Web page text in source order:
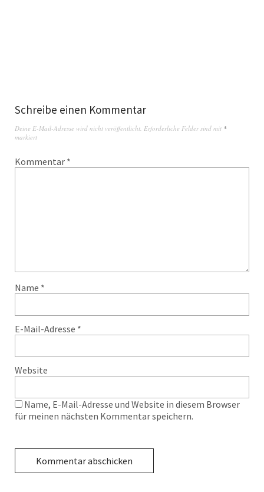
Schreibe einen Kommentar
Deine E-Mail-Adresse wird nicht veröffentlicht. Erforderliche Felder sind mit *
markiert
Kommentar *
Name *
E-Mail-Adresse *
Website
Name, E-Mail-Adresse und Website in diesem Browser
für meinen nächsten Kommentar speichern.